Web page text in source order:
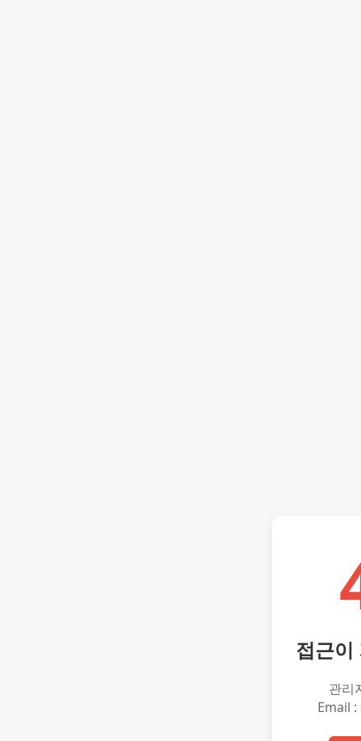
접근이
관리
Email